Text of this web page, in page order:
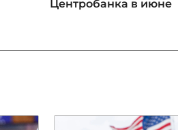
Центробанка в июне